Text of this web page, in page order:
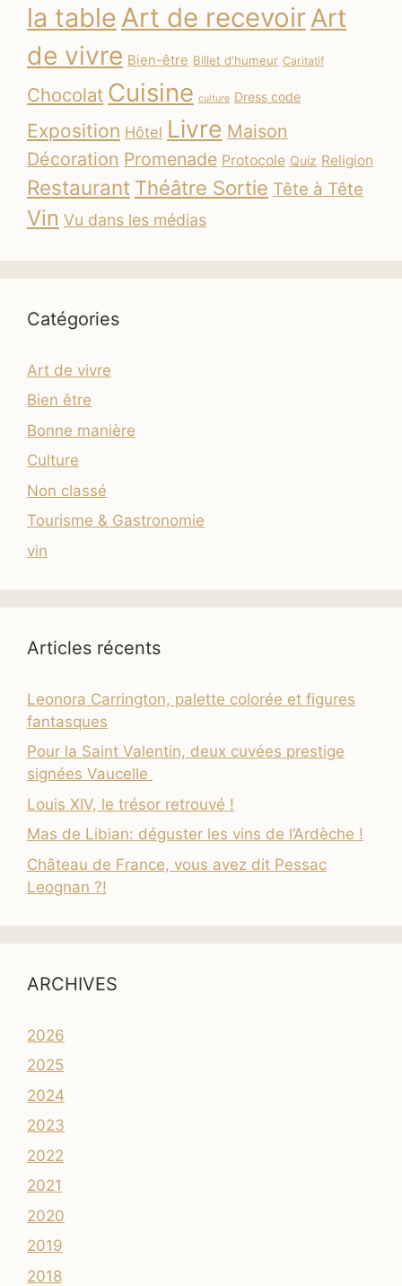
la table Art de recevoirArt
de vivre Bien-être Billet d'humeur Caritatif
Chocolat Cuisine culture Dress code
Exposition Hôtel Livre Maison
Décoration Promenade Protocole Quiz Religion
Restaurant Théâtre Sortie Tête à Tête
Vin Vu dans les médias
Catégories
Art de vivre
Bien être
Bonne manière
Culture
Non classé
Tourisme & Gastronomie
vin
Articles récents
Leonora Carrington, palette colorée et figures
fantasques
Pour la Saint Valentin, deux cuvées prestige
signées Vaucelle
Louis XIV, le trésor retrouvé !
Mas de Libian: déguster les vins de l’Ardèche !
Château de France, vous avez dit Pessac
Leognan ?!
ARCHIVES
2026
2025
2024
2023
2022
2021
2020
2019
2018